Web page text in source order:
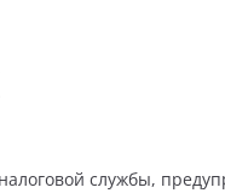
службы,